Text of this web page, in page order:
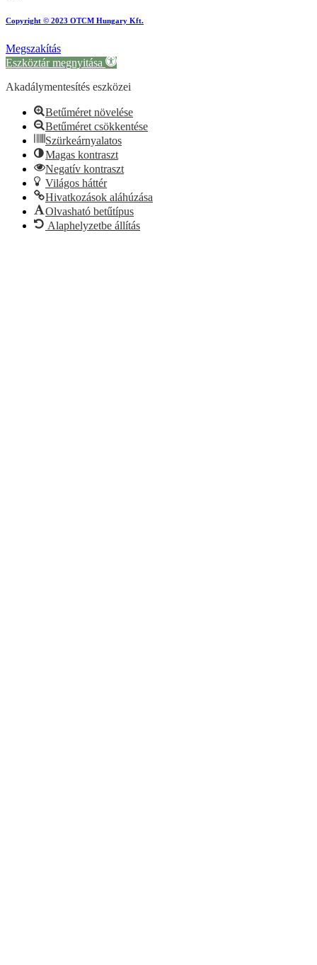
Copyright © 2023 OTCM Hungary Kft.
Megszakítás
Eszköztár megnyitása
Akadálymentesítés eszközei
Betűméret növelése
Betűméret csökkentése
Szürkeárnyalatos
Magas kontraszt
Negatív kontraszt
Világos háttér
Hivatkozások aláhúzása
Olvasható betűtípus
Alaphelyzetbe állítás